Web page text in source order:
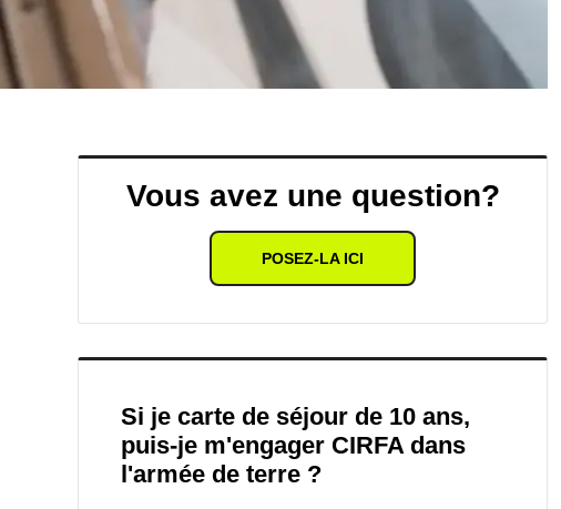
Vous avez une question?
POSEZ-LA ICI
Si je carte de séjour de 10 ans,
puis-je m'engager CIRFA dans
l'armée de terre ?